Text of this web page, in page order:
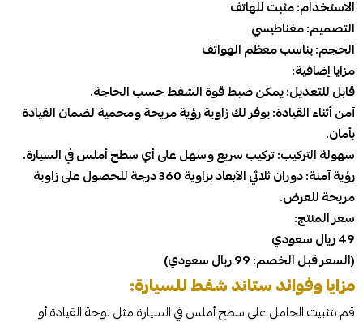
الاستخدام: مثبت للهاتف
التصميم: مغناطيسي
الحجم: يناسب معظم الهواتف
مزايا إضافية:
قابل للتعديل: يمكن ضبط قوة الشفط حسب الحاجة.
آمن أثناء القيادة: يوفر لك زاوية رؤية مريحة ومحمية لضمان القيادة
بأمان.
سهولة التركيب: تركيب سريع وسهل على أي سطح أملس في السيارة.
رؤية آمنة: دوران ثلاثي الأبعاد بزاوية 360 درجة للحصول على زاوية
مريحة للعرض.
سعر المنتج:
49 ريال سعودي
(السعر قبل الخصم: 99 ريال سعودي)
مزايا وفوائد ستاند شفط للسيارة:
قم بتثبيت الحامل على سطح أملس في السيارة مثل لوحة القيادة أو